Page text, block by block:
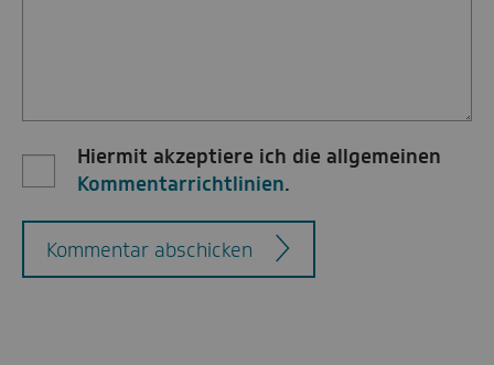
Hiermit akzeptiere ich die allgemeinen
Kommentarrichtlinien.
Kommentar abschicken